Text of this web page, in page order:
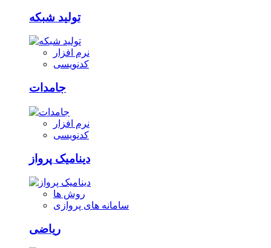
تولید شبکه
نرم افزار
کدنویسی
جامدات
نرم افزار
کدنویسی
دینامیک پرواز
روش ها
سامانه های پروازی
ریاضی